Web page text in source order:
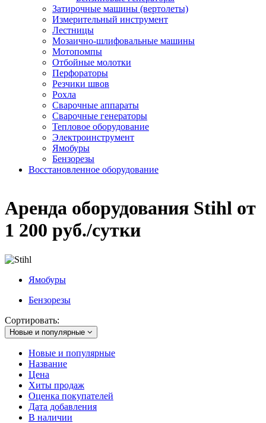
Затирочные машины (вертолеты)
Измерительный инструмент
Лестницы
Мозаично-шлифовальные машины
Мотопомпы
Отбойные молотки
Перфораторы
Резчики швов
Рохла
Сварочные аппараты
Сварочные генераторы
Тепловое оборудование
Электроинструмент
Ямобуры
Бензорезы
Восстановленное оборудование
Аренда оборудования Stihl от
1 200 руб./сутки
Ямобуры
Бензорезы
Сортировать:
Новые и популярные
Новые и популярные
Название
Цена
Хиты продаж
Оценка покупателей
Дата добавления
В наличии